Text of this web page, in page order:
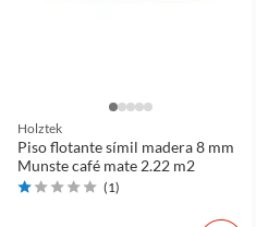
Holztek
Piso flotante símil madera 8 mm
Munste café mate 2.22 m2
(1)